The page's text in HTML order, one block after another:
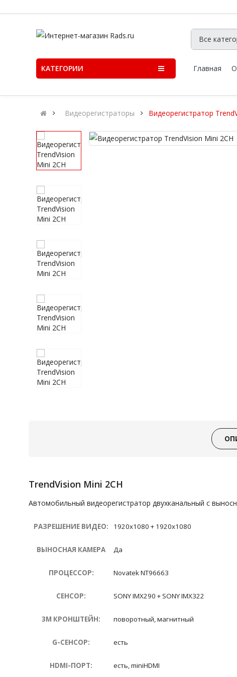
КАТЕГОРИИ Главная
Видеорегистраторы Видеорегистратор
TrendVision Mini 2CH
Автомобильный видеорегистратор двухканальный с
РАЗРЕШЕНИЕ ВИДЕО: 1920х1080 + 1920х1080
ВЫНОСНАЯ КАМЕРА Да
ПРОЦЕССОР: Novatek NT96663
СЕНСОР: SONY IMX290 + SONY IMX322
3M КРОНШТЕЙН: поворотный, магнитный
G-СЕНСОР: есть
HDMI-ПОРТ: есть, miniHDMI